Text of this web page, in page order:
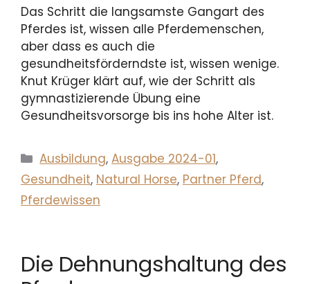
Das Schritt die langsamste Gangart des
Pferdes ist, wissen alle Pferdemenschen,
aber dass es auch die
gesundheitsförderndste ist, wissen wenige.
Knut Krüger klärt auf, wie der Schritt als
gymnastizierende Übung eine
Gesundheitsvorsorge bis ins hohe Alter ist.
Kategorien
Ausbildung,Ausgabe 2024-01,
Gesundheit, Natural Horse, Partner Pferd,
Pferdewissen
Die Dehnungshaltung des